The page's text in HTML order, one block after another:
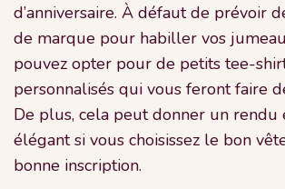
d’anniversaire. À défaut de prévoir
de marque pour habiller vos
pouvez opter pour de petits tee-
personnalisés qui vous feront faire
De plus, cela peut donner un rendu
élégant si vous choisissez le bon
bonne inscription.